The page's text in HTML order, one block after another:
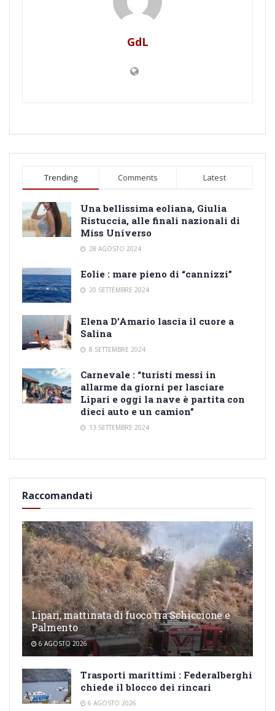
GdL
Trending Comments Latest
Una bellissima eoliana, Giulia
Ristuccia, alle finali nazionali di
Miss Universo
28 AGOSTO 2024
Eolie : mare pieno di “cannizzi”
20 SETTEMBRE 2024
Elena D’Amario lascia il cuore a
Salina
8 SETTEMBRE 2024
Carnevale : “turisti messi in
allarme da giorni per lasciare
Lipari e oggi la nave è partita con
dieci auto e un camion”
13 SETTEMBRE 2024
Raccomandati
Lipari, mattinata di fuoco tra Schiccione e
Palmento
6 AGOSTO 2026
Trasporti marittimi : Federalberghi
chiede il blocco dei rincari
6 AGOSTO 2026